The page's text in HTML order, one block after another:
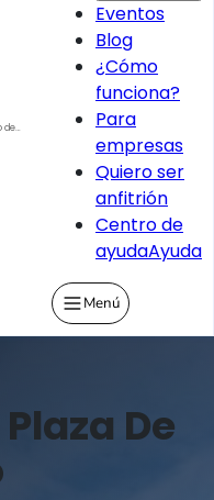
de
Eventos
Blog
¿Cómo
funciona?
Para
empresas
Quiero ser
anfitrión
Centro de
ayudaAyuda
Menú
De